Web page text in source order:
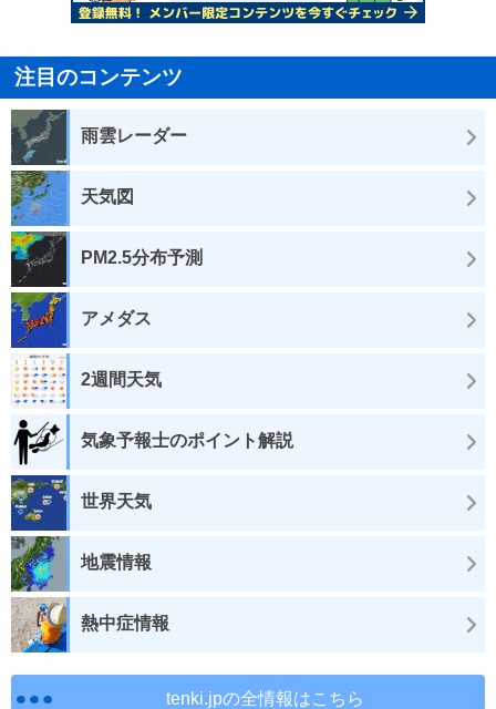
注目のコンテンツ
雨雲レーダー
天気図
PM2.5分布予測
アメダス
2週間天気
気象予報士のポイント解説
世界天気
地震情報
熱中症情報
tenki.jpの全情報はこちら